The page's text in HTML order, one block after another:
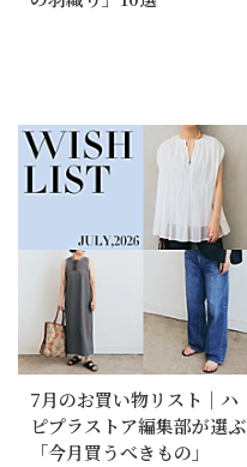
7月のお買い物リスト｜ハ
ピプラストア編集部が選ぶ
「今月買うべきもの」